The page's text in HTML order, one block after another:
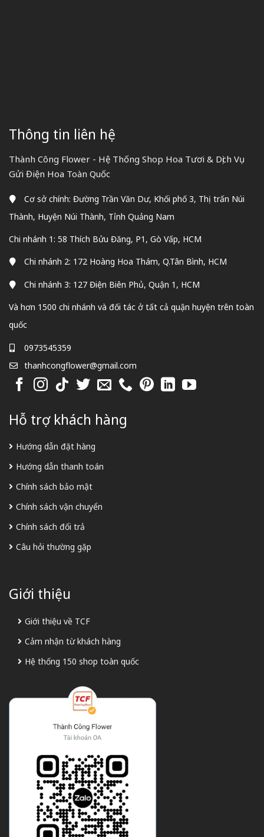
Thông tin liên hệ
Thành Công Flower - Hệ Thống Shop Hoa Tươi & Dịch Vụ
Gửi Điện Hoa Toàn Quốc
Cơ sở chính: Đường Trần Văn Dư, Khối phố 3, Thị trấn Núi
Thành, Huyện Núi Thành, Tỉnh Quảng Nam
Chi nhánh 1: 58 Thích Bửu Đăng, P1, Gò Vấp, HCM
Chi nhánh 2: 172 Hoàng Hoa Thám, Q.Tân Bình, HCM
Chi nhánh 3: 127 Điện Biên Phủ, Quận 1, HCM
Và hơn 1500 chi nhánh và đối tác ở tất cả quận huyện trên toàn
quốc
0973545359
thanhcongflower@gmail.com
Hỗ trợ khách hàng
Hướng dẫn đặt hàng
Hướng dẫn thanh toán
Chính sách bảo mật
Chính sách vận chuyển
Chính sách đổi trả
Câu hỏi thường gặp
Giới thiệu
Giới thiệu về TCF
Cảm nhận từ khách hàng
Hệ thống 150 shop toàn quốc